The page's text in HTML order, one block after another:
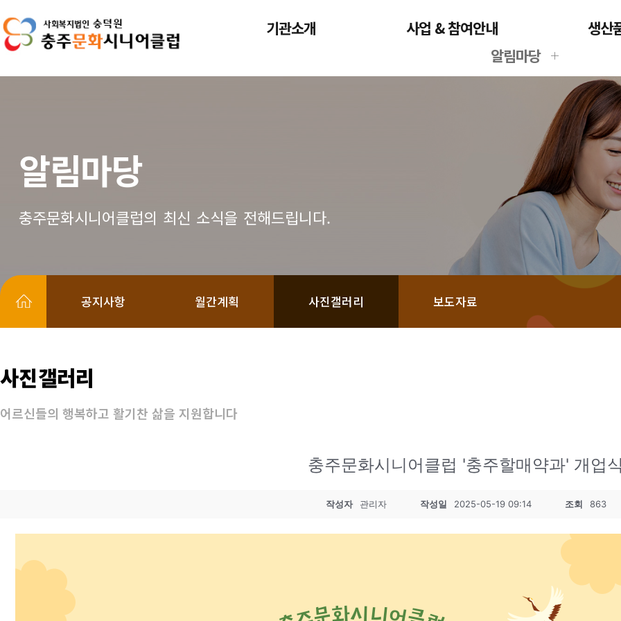
기관소개 사업 & 참여안내
생산
알림마당
알림마당
충주문화시니어클럽의 최신 소식을 전해드립니다.
공지사항 월간계획 사진갤러리 보도자료
사진갤러리
어르신들의 행복하고 활기찬 삶을 지원합니다
충주문화시니어클럽 '충주할매약과' 개업
작성자 관리자 작성일 2025-05-19 09:14 조회 863